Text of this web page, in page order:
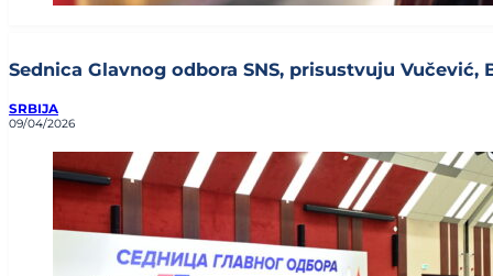
Sednica Glavnog odbora SNS, prisustvuju Vučević,
SRBIJA
09/04/2026